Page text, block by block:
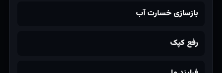
بازسازی خسارت آب
رفع کپک